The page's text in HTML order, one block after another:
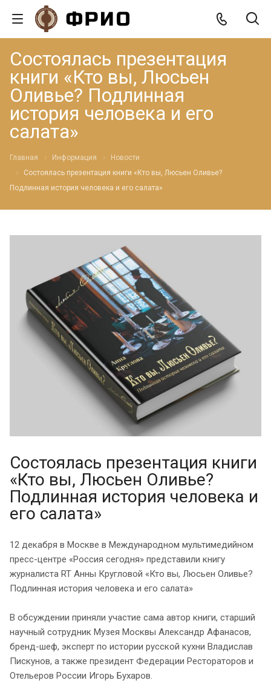
Состоялась презентация
книги «Кто вы, Люсьен
Оливье? Подлинная
история человека и его
салата»
Главная Информация
Новости
Состоялась презентация книги «Кто вы, Люсьен Оливье?
Подлинная история человека и его салата»
Состоялась презентация книги
«Кто вы, Люсьен Оливье?
Подлинная история человека и
его салата»
12 декабря в Москве в Международном мультимедийном
пресс-центре «Россия сегодня» представили книгу
журналиста RT Анны Кругловой «Кто вы, Люсьен Оливье?
Подлинная история человека и его салата»
В обсуждении приняли участие сама автор книги, старший
научный сотрудник Музея Москвы Александр Афанасов,
бренд-шеф, эксперт по истории русской кухни Владислав
Пискунов, а также президент Федерации Рестораторов и
Отельеров России Игорь Бухаров.